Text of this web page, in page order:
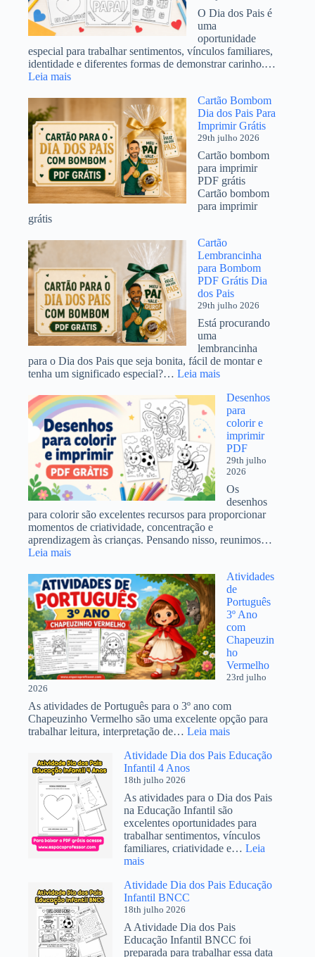
3º
Ano
PDF
O Dia dos Pais é
uma
oportunidade
especial para trabalhar sentimentos, vínculos familiares,
identidade e diferentes formas de demonstrar carinho.…
Leia mais:
Dia
Pais
Educação
Infantil
para
Imprimir
Grátis
2026
Cartão Bombom
Dia dos Pais Para
Imprimir Grátis
29th julho 2026
Cartão bombom
para imprimir
PDF grátis
Cartão bombom
para imprimir
grátis
Cartão
Lembrancinha
para Bombom
PDF Grátis Dia
dos Pais
29th julho 2026
Está procurando
uma
lembrancinha
para o Dia dos Pais que seja bonita, fácil de montar e
tenha um significado especial?… Leia mais:
Lembrancinha
para
Bombom
PDF
Grátis
Dia
dos
Pais
Desenhos
para
colorir e
imprimir
PDF
29th julho
2026
Os
desenhos
para colorir são excelentes recursos para proporcionar
momentos de criatividade, concentração e
aprendizagem às crianças. Pensando nisso, reunimos…
Leia mais:
para
colorir
e
imprimir
PDF
Atividades
de
Português
3º Ano
com
Chapeuzin
ho
Vermelho
23rd julho
2026
As atividades de Português para o 3º ano com
Chapeuzinho Vermelho são uma excelente opção para
trabalhar leitura, interpretação de… Leia mais:
de
Ano
com
Chapeuzinho
Vermelho
Atividade Dia dos Pais Educação
Infantil 4 Anos
18th julho 2026
As atividades para o Dia dos Pais
na Educação Infantil são
excelentes oportunidades para
trabalhar sentimentos, vínculos
familiares, criatividade e… Leia
mais:
Dia
dos
Pais
Educação
Infantil
4
Atividade Dia dos Pais Educação
Infantil BNCC
18th julho 2026
A Atividade Dia dos Pais
Educação Infantil BNCC foi
preparada para trabalhar essa data